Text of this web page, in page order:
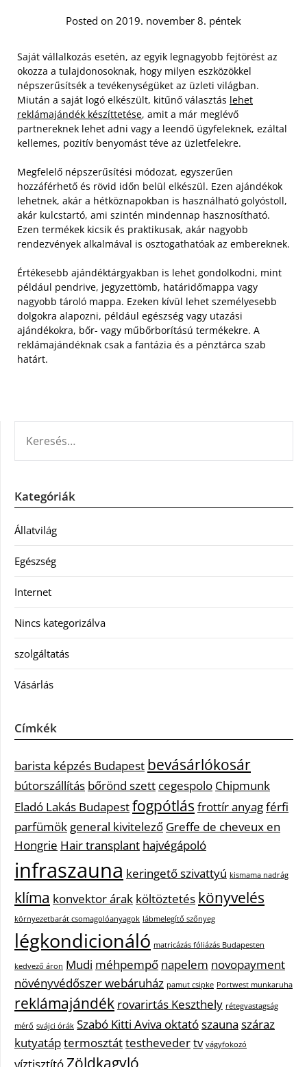
Posted on 2019. november 8. péntek
Saját vállalkozás esetén, az egyik legnagyobb fejtörést az
okozza a tulajdonosoknak, hogy milyen eszközökkel
népszerűsítsék a tevékenységüket az üzleti világban.
Miután a saját logó elkészült, kitűnő választás lehet
reklámajándék készíttetése, amit a már meglévő
partnereknek lehet adni vagy a leendő ügyfeleknek, ezáltal
kellemes, pozitív benyomást téve az üzletfelekre.
Megfelelő népszerűsítési módozat, egyszerűen
hozzáférhető és rövid időn belül elkészül. Ezen ajándékok
lehetnek, akár a hétköznapokban is használható golyóstoll,
akár kulcstartó, ami szintén mindennap hasznosítható.
Ezen termékek kicsik és praktikusak, akár nagyobb
rendezvények alkalmával is osztogathatóak az embereknek.
Értékesebb ajándéktárgyakban is lehet gondolkodni, mint
például pendrive, jegyzettömb, határidőmappa vagy
nagyobb tároló mappa. Ezeken kívül lehet személyesebb
dolgokra alapozni, például egészség vagy utazási
ajándékokra, bőr- vagy műbőrborítású termékekre. A
reklámajándéknak csak a fantázia és a pénztárca szab
határt.
Kategóriák
Állatvilág
Egészség
Internet
Nincs kategorizálva
szolgáltatás
Vásárlás
Címkék
barista képzés Budapest bevásárlókosár
bútorszállítás bőrönd szett cegespolo Chipmunk
Eladó Lakás Budapestfogpótlás frottír anyagférfi
parfümök general kivitelező Greffe de cheveux en
Hongrie Hair transplant hajvégápoló
infraszauna keringető szivattyú kismama nadrág
klíma konvektor árak költöztetés könyvelés
környezetbarát csomagolóanyagok lábmelegítő szőnyeg
légkondicionáló matricázás fóliázás Budapesten
kedvező áron Mudi méhpempő napelem novopayment
növényvédőszer webáruház pamut csipke Portwest munkaruha
reklámajándék rovarirtás Keszthely rétegvastagság
mérő svájci órák Szabó Kitti Aviva oktatószauna száraz
kutyatáptermosztáttesthevedertv vágyfokozó
Zöldkagyló